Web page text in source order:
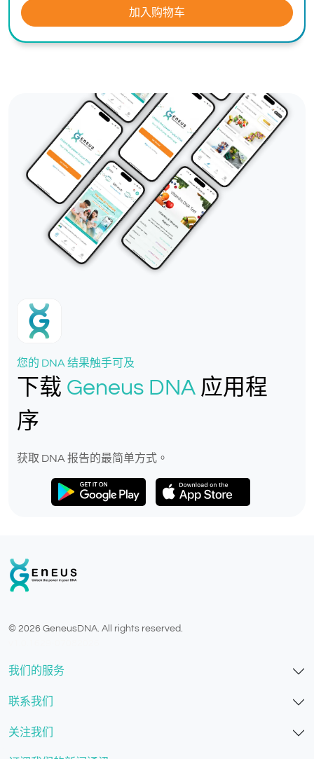
加入购物车
您的 DNA 结果触手可及
下载 Geneus DNA 应用程
序
获取 DNA 报告的最简单方式。
© 2026 GeneusDNA. All rights reserved.
我们的服务
联系我们
关注我们